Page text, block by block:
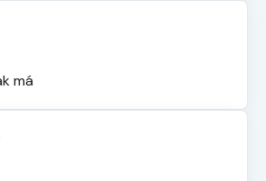
je 5 z 5 hvězdiček.
má
je 5 z 5 hvězdiček.